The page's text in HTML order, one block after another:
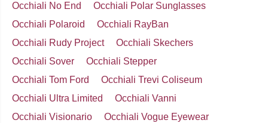
Occhiali No End
Occhiali Polar Sunglasses
Occhiali Polaroid
Occhiali RayBan
Occhiali Rudy Project
Occhiali Skechers
Occhiali Sover
Occhiali Stepper
Occhiali Tom Ford
Occhiali Trevi Coliseum
Occhiali Ultra Limited
Occhiali Vanni
Occhiali Visionario
Occhiali Vogue Eyewear